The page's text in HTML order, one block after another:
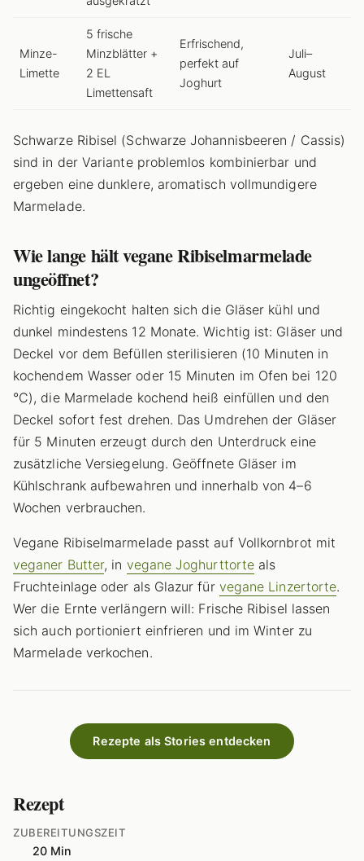
Minze-
Limette
5 frische
Minzblätter +
2 EL
Limettensaft
Erfrischend,
perfekt auf
Joghurt
Juli–
August
Schwarze Ribisel (Schwarze Johannisbeeren / Cassis)
sind in der Variante problemlos kombinierbar und
ergeben eine dunklere, aromatisch vollmundigere
Marmelade.
Wie lange hält vegane Ribiselmarmelade
ungeöffnet?
Richtig eingekocht halten sich die Gläser kühl und
dunkel mindestens 12 Monate. Wichtig ist: Gläser und
Deckel vor dem Befüllen sterilisieren (10 Minuten in
kochendem Wasser oder 15 Minuten im Ofen bei 120
°C), die Marmelade kochend heiß einfüllen und den
Deckel sofort fest drehen. Das Umdrehen der Gläser
für 5 Minuten erzeugt durch den Unterdruck eine
zusätzliche Versiegelung. Geöffnete Gläser im
Kühlschrank aufbewahren und innerhalb von 4–6
Wochen verbrauchen.
Vegane Ribiselmarmelade passt auf Vollkornbrot mit
veganer Butter, in vegane Joghurttorte als
Fruchteinlage oder als Glazur für vegane Linzertorte.
Wer die Ernte verlängern will: Frische Ribisel lassen
sich auch portioniert einfrieren und im Winter zu
Marmelade verkochen.
Rezepte als Stories entdecken
Rezept
ZUBEREITUNGSZEIT
20 Min